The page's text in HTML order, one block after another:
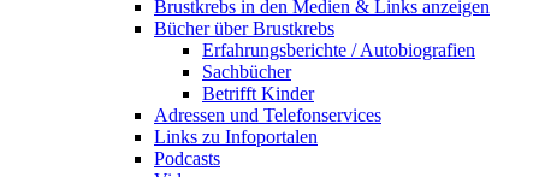
Brustkrebs in den Medien & Links anzeigen
Bücher über Brustkrebs
Erfahrungsberichte / Autobiografien
Sachbücher
Betrifft Kinder
Adressen und Telefonservices
Links zu Infoportalen
Podcasts